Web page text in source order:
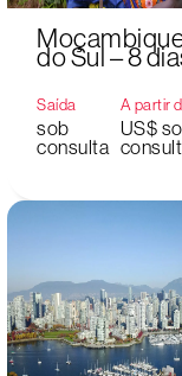
do Sul – 8
Saída
sob
consulta
A partir
US$